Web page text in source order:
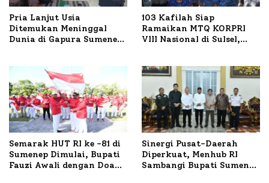
Pria Lanjut Usia
Ditemukan Meninggal
Dunia di Gapura Sumenep,
103 Kafilah Siap
Ramaikan MTQ KORPRI
VIII Nasional di Sulsel,
Semarak HUT RI ke -81 di
Sumenep Dimulai, Bupati
Fauzi Awali dengan Doa
Sinergi Pusat-Daerah
Diperkuat, Menhub RI
Sambangi Bupati Sumenep